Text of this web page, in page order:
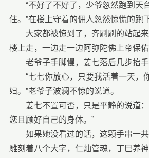
“不好了不好了，少爷忽然跑到天
住。”在楼上守着的佣人忽然惊慌的跑
大家都被惊到了，齐刷刷的站起
楼上走，一边走一边阿弥陀佛上帝保佑
老爷子手脚慢，姜七落后几步抬手
“七七你放心，只要我活着一天，
妇。”老爷子波澜不惊的说道。
姜七不置可否，只是平静的说道：
您且顾好自己的身体。”
如果她没看过的话，这颗手串一
雕刻着八个大字，仁灿管魂，丁巳养